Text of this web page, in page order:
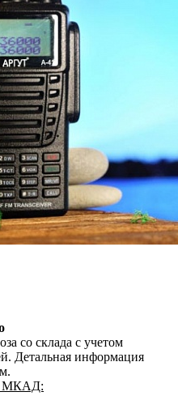
со склада с учетом
Детальная информация
МКАД: